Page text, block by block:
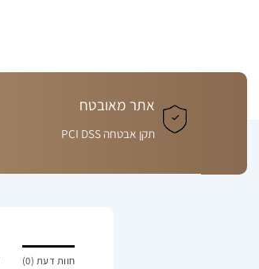
אתר מאובטח
תקן אבטחה PCI DSS
חוות דעת (0)